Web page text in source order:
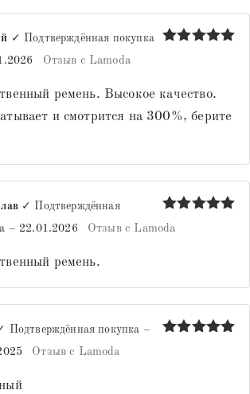
✓ Подтверждённая покупка
Отзыв с Lamoda
ремень. Высокое качество.
и смотрится на 300%, берите
Оценка
из 5
✓ Подтверждённая
– 22.01.2026 Отзыв с Lamoda
ремень.
Подтверждённая покупка –
Отзыв с Lamoda